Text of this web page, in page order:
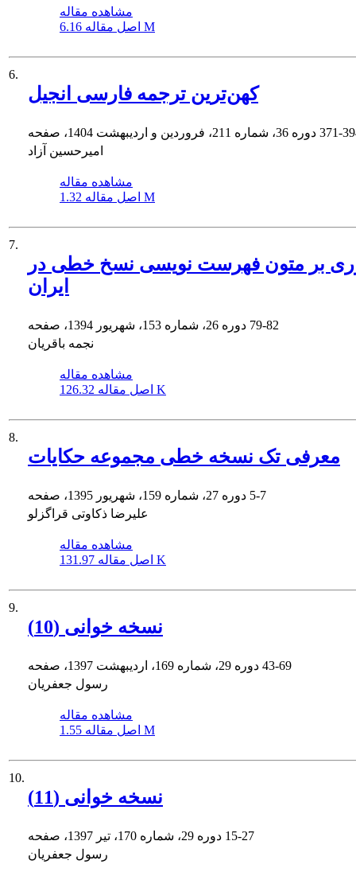
مشاهده مقاله
اصل مقاله 6.16 M
6.
کهن‌ترین ترجمه فارسی انجیل
371-
امیرحسین آزاد
مشاهده مقاله
اصل مقاله 1.32 M
7.
بر متون فهرست نویسی نسخ خطی در
ایران
79-82
نجمه باقریان
مشاهده مقاله
اصل مقاله 126.32 K
8.
معرفی تک نسخه خطی مجموعه حکایات
5-7
علیرضا ذکاوتی قراگزلو
مشاهده مقاله
اصل مقاله 131.97 K
9.
نسخه خوانی (10)
43-69
رسول جعفریان
مشاهده مقاله
اصل مقاله 1.55 M
10.
نسخه خوانی (11)
15-27
رسول جعفریان